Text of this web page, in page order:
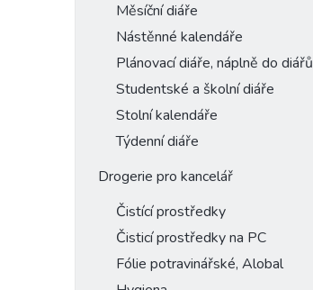
Měsíční diáře
Nástěnné kalendáře
Plánovací diáře, náplně do diářů
Studentské a školní diáře
Stolní kalendáře
Týdenní diáře
Drogerie pro kancelář
Čistící prostředky
Čisticí prostředky na PC
Fólie potravinářské, Alobal